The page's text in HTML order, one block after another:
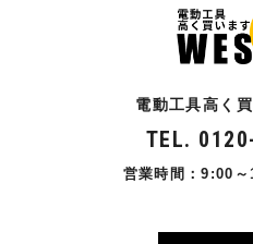
電動工具高く
TEL.
営業時間：9:00